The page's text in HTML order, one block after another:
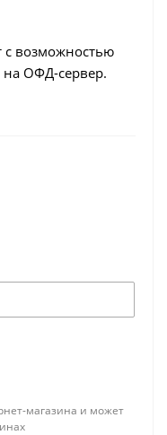
с возможностью
ОФД-сервер.
магазина и может